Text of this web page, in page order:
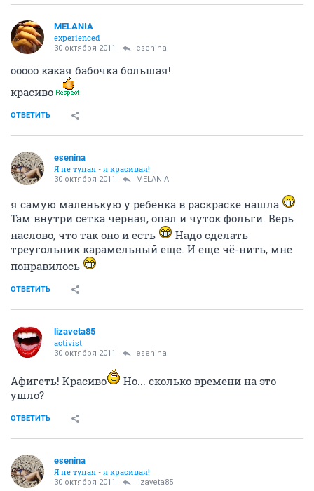
MELANIA
experienced
30 октября 2011 esenina
ооооо какая бабочка большая!
красиво
ОТВЕТИТЬ
esenina
Я не тупая - я красивая!
30 октября 2011 MELANIA
я самую маленькую у ребенка в раскраске нашла
Там внутри сетка черная, опал и чуток фольги. Верь
наслово, что так оно и есть
Надо сделать
треугольник карамельный еще. И еще чё-нить, мне
понравилось
ОТВЕТИТЬ
lizaveta85
activist
30 октября 2011 esenina
Афигеть! Красиво
Но... сколько времени на это
ушло?
ОТВЕТИТЬ
esenina
Я не тупая - я красивая!
30 октября 2011 lizaveta85